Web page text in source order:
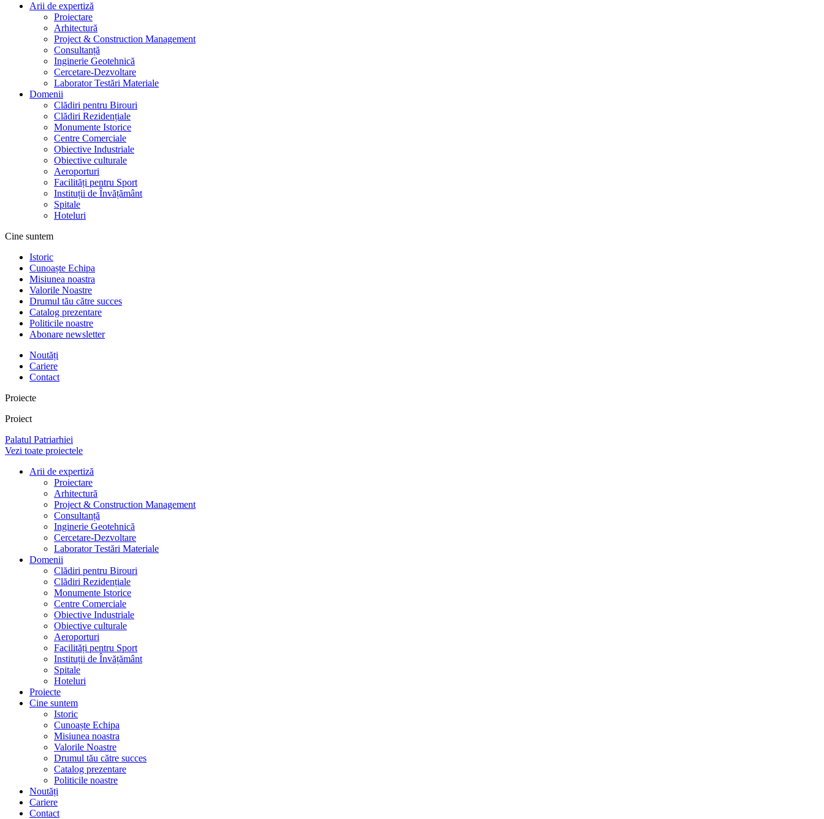
Arii de expertiză
Proiectare
Arhitectură
Project & Construction Management
Consultanță
Inginerie Geotehnică
Cercetare-Dezvoltare
Laborator Testări Materiale
Domenii
Clădiri pentru Birouri
Clădiri Rezidențiale
Monumente Istorice
Centre Comerciale
Obiective Industriale
Obiective culturale
Aeroporturi
Facilități pentru Sport
Instituții de Învățământ
Spitale
Hoteluri
Cine suntem
Istoric
Cunoaște Echipa
Misiunea noastra
Valorile Noastre
Drumul tău către succes
Catalog prezentare
Politicile noastre
Abonare newsletter
Noutăți
Cariere
Contact
Proiecte
Proiect
Palatul Patriarhiei
Vezi toate proiectele
Arii de expertiză
Proiectare
Arhitectură
Project & Construction Management
Consultanță
Inginerie Geotehnică
Cercetare-Dezvoltare
Laborator Testări Materiale
Domenii
Clădiri pentru Birouri
Clădiri Rezidențiale
Monumente Istorice
Centre Comerciale
Obiective Industriale
Obiective culturale
Aeroporturi
Facilități pentru Sport
Instituții de Învățământ
Spitale
Hoteluri
Proiecte
Cine suntem
Istoric
Cunoaște Echipa
Misiunea noastra
Valorile Noastre
Drumul tău către succes
Catalog prezentare
Politicile noastre
Noutăți
Cariere
Contact